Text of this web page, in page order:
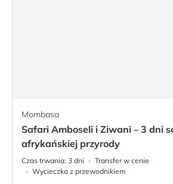
Mombasa
Safari Amboseli i Ziwani – 3 dni
afrykańskiej przyrody
Czas trwania: 3 dni
Transfer w cenie
Wycieczka z przewodnikiem